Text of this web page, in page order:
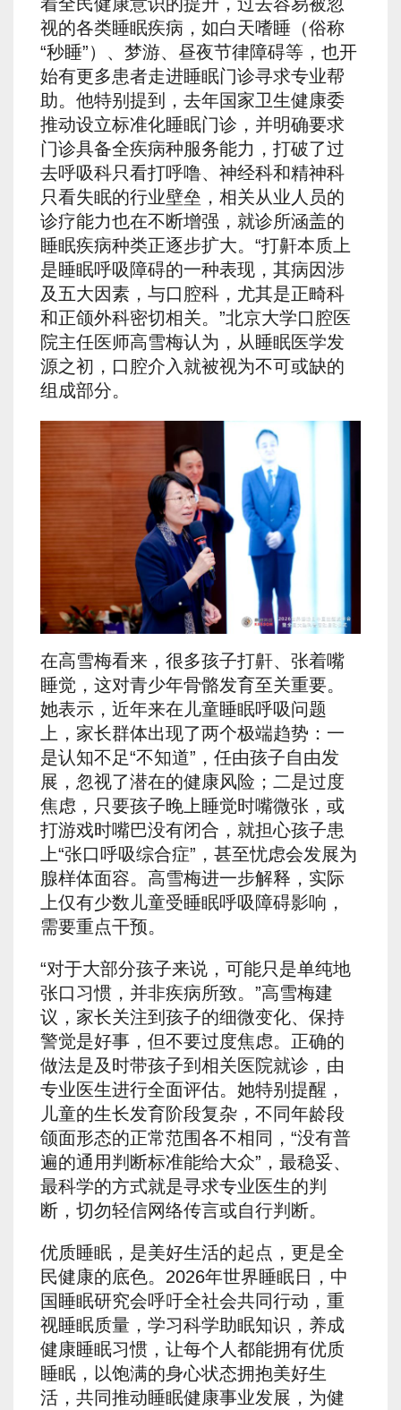
视的各类睡眠疾病，如白天嗜睡（俗称
“秒睡”）、梦游、昼夜节律障碍等，也开
始有更多患者走进睡眠门诊寻求专业帮
助。他特别提到，去年国家卫生健康委
推动设立标准化睡眠门诊，并明确要求
门诊具备全疾病种服务能力，打破了过
去呼吸科只看打呼噜、神经科和精神科
只看失眠的行业壁垒，相关从业人员的
诊疗能力也在不断增强，就诊所涵盖的
睡眠疾病种类正逐步扩大。“打鼾本质上
是睡眠呼吸障碍的一种表现，其病因涉
及五大因素，与口腔科，尤其是正畸科
和正颌外科密切相关。”北京大学口腔医
院主任医师高雪梅认为，从睡眠医学发
源之初，口腔介入就被视为不可或缺的
组成部分。
在高雪梅看来，很多孩子打鼾、张着嘴
睡觉，这对青少年骨骼发育至关重要。
她表示，近年来在儿童睡眠呼吸问题
上，家长群体出现了两个极端趋势：一
是认知不足“不知道”，任由孩子自由发
展，忽视了潜在的健康风险；二是过度
焦虑，只要孩子晚上睡觉时嘴微张，或
打游戏时嘴巴没有闭合，就担心孩子患
上“张口呼吸综合症”，甚至忧虑会发展为
腺样体面容。高雪梅进一步解释，实际
上仅有少数儿童受睡眠呼吸障碍影响，
需要重点干预。
“对于大部分孩子来说，可能只是单纯地
张口习惯，并非疾病所致。”高雪梅建
议，家长关注到孩子的细微变化、保持
警觉是好事，但不要过度焦虑。正确的
做法是及时带孩子到相关医院就诊，由
专业医生进行全面评估。她特别提醒，
儿童的生长发育阶段复杂，不同年龄段
颌面形态的正常范围各不相同，“没有普
遍的通用判断标准能给大众”，最稳妥、
最科学的方式就是寻求专业医生的判
断，切勿轻信网络传言或自行判断。
优质睡眠，是美好生活的起点，更是全
民健康的底色。2026年世界睡眠日，中
国睡眠研究会呼吁全社会共同行动，重
视睡眠质量，学习科学助眠知识，养成
健康睡眠习惯，让每个人都能拥有优质
睡眠，以饱满的身心状态拥抱美好生
活，共同推动睡眠健康事业发展，为健